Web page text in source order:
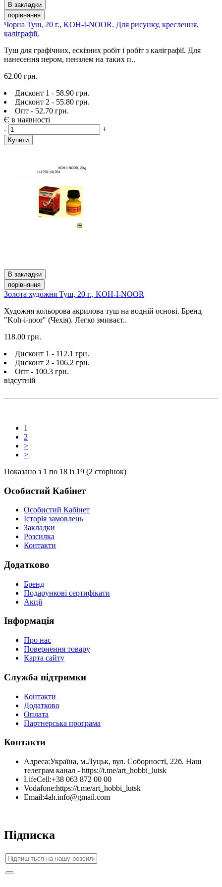
В закладки
порівняння
Чорна Туш, 20 г., KOH-I-NOOR. Для рисунку, креслення,
каліграфії.
Туш для графічних, ескізних робіт і робіт з каліграфії. Для
нанесення пером, пензлем на таких п..
62.00 грн.
Дисконт 1 - 58.90 грн.
Дисконт 2 - 55.80 грн.
Опт - 52.70 грн.
Є в наявності
-
+
Купити
В закладки
порівняння
Золота художня Туш, 20 г., KOH-I-NOOR
Художня кольорова акрилова туш на водній основі. Бренд
"Koh-i-noor" (Чехія). Легко змиваєт..
118.00 грн.
Дисконт 1 - 112.1 грн.
Дисконт 2 - 106.2 грн.
Опт - 100.3 грн.
відсутній
1
2
>
>|
Показано з 1 по 18 із 19 (2 сторінок)
Особистий Кабінет
Особистий Кабінет
Історія замовлень
Закладки
Розсилка
Контакти
Додатково
Бренд
Подарункові сертифікати
Акції
Інформація
Про нас
Повернення товару
Карта сайту
Служба підтримки
Контакти
Додатково
Оплата
Партнерська програма
Контакти
Адреса:Україна, м.Луцьк, вул. Соборності, 22б. Наш
телеграм канал - https://t.me/art_hobbi_lutsk
LifeCell:+38 063 872 00 00
Vodafone:https://t.me/art_hobbi_lutsk
Email:4ah.info@gmail.com
Підписка